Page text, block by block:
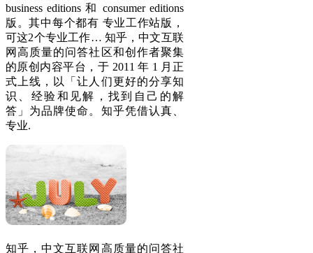
business editions 和 consumer editions
版。其中每个都有 专业工作站版，
可这2个专业工作… 知乎，中文互联
网高质量的问答社区和创作者聚集
的原创内容平台，于 2011 年 1 月正
式上线，以「让人们更好的分享知
识、经验和见解，找到自己的解
答」为品牌使命。知乎凭借认真、
专业.
知乎，中文互联网高质量的问答社